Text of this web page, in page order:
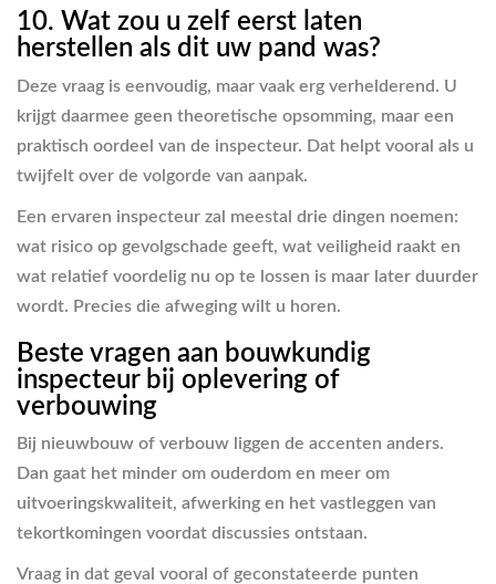
10. Wat zou u zelf eerst laten
herstellen als dit uw pand was?
Deze vraag is eenvoudig, maar vaak erg verhelderend. U
krijgt daarmee geen theoretische opsomming, maar een
praktisch oordeel van de inspecteur. Dat helpt vooral als u
twijfelt over de volgorde van aanpak.
Een ervaren inspecteur zal meestal drie dingen noemen:
wat risico op gevolgschade geeft, wat veiligheid raakt en
wat relatief voordelig nu op te lossen is maar later duurder
wordt. Precies die afweging wilt u horen.
Beste vragen aan bouwkundig
inspecteur bij oplevering of
verbouwing
Bij nieuwbouw of verbouw liggen de accenten anders.
Dan gaat het minder om ouderdom en meer om
uitvoeringskwaliteit, afwerking en het vastleggen van
tekortkomingen voordat discussies ontstaan.
Vraag in dat geval vooral of geconstateerde punten